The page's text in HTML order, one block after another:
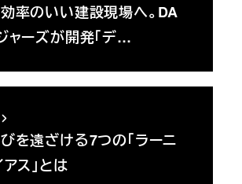
率のいい建設現場へ。DA
ャーズが開発「デ…
を遠ざける7つの「ラーニ
アス」とは